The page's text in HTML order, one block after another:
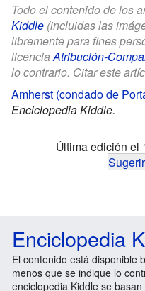
Todo el contenido de los
Kiddle (incluidas las
libremente para fines
licenciaAtribución-
lo contrario. Citar este
Amherst (condado de
Enciclopedia Kiddle.
Última edición el
Enciclopedia
El contenido está disponible
menos que se indique lo
enciclopedia Kiddle se